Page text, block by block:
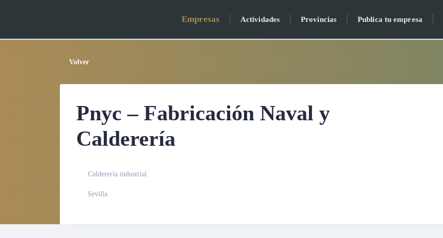
Empresas Actividades Provincias Publica tu empresa
Volver
Pnyc – Fabricación Naval y
Calderería
Calderería industrial
Sevilla